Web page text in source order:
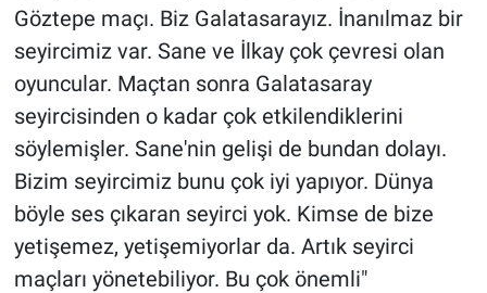
Göztepe maçı. Biz Galatasarayız. İnanılmaz bir
seyircimiz var. Sane ve İlkay çok çevresi olan
oyuncular. Maçtan sonra Galatasaray
seyircisinden o kadar çok etkilendiklerini
söylemişler. Sane'nin gelişi de bundan dolayı.
Bizim seyircimiz bunu çok iyi yapıyor. Dünya
böyle ses çıkaran seyirci yok. Kimse de bize
yetişemez, yetişemiyorlar da. Artık seyirci
maçları yönetebiliyor. Bu çok önemli"